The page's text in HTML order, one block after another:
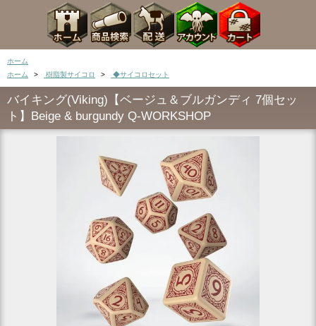
ホーム
ホーム
> 樹脂製サイコロ > ◆サイコロセット
バイキング(Viking)【ベージュ＆ブルガンディ 7個セッ
ト】Beige & burgundy Q-WORKSHOP